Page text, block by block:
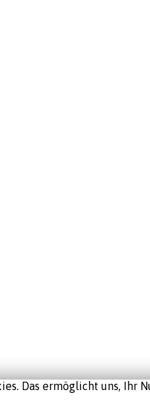
Das ermöglicht uns,